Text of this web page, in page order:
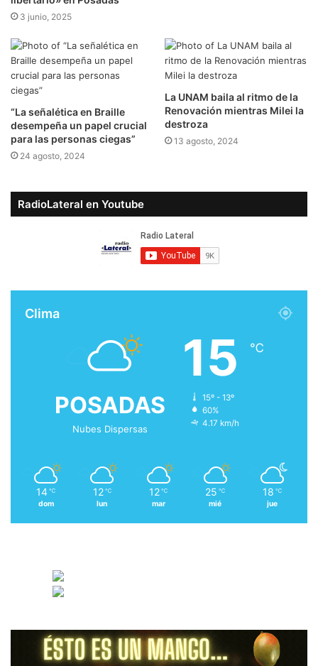
3 junio, 2025
“La señalética en Braille
desempeña un papel crucial
para las personas ciegas”
24 agosto, 2024
La UNAM baila al ritmo de la
Renovación mientras Milei la
destroza
13 agosto, 2024
RadioLateral en Youtube
Clima
POSADAS
Nubes Dispersas
15 ℃
15º - 13º
60%
4.17 km/h
14 ℃
dom
12 ℃
lun
12 ℃
mar
25 ℃
mié
18 ℃
jue